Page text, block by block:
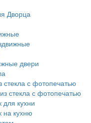
Дворца
двери
стекла с фотопечатью
стекла с фотопечатью
кухни
на кухню